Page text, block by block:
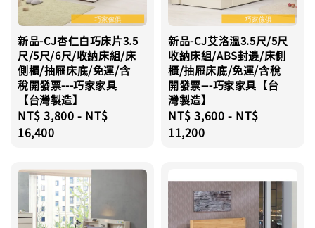
新品-CJ杏仁白巧床片3.5
尺/5尺/6尺/收納床組/床
側櫃/抽屜床底/免運/含
稅開發票---巧家家具
【台灣製造】
Regular
price
NT$ 3,800 - NT$
16,400
新品-CJ艾洛溫3.5尺/5尺
收納床組/ABS封邊/床側
櫃/抽屜床底/免運/含稅
開發票---巧家家具【台
灣製造】
Regular
price
NT$ 3,600 - NT$
11,200